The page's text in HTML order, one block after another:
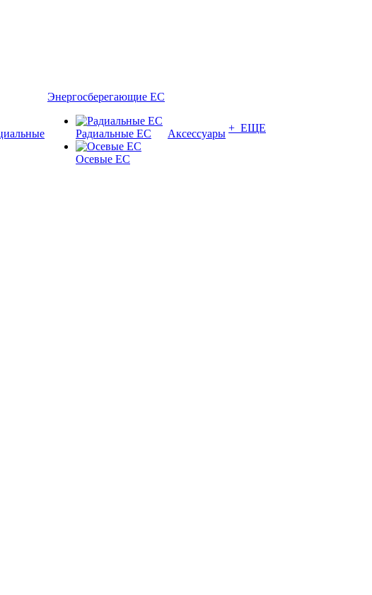
Энергосберегающие EC
Радиальные EC
Осевые EC
Аксессуары + ЕЩЕ